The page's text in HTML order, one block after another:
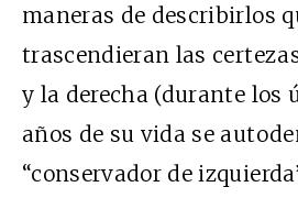
maneras de describirlos
trascendieran las
y la derecha (durante los
años de su vida se
“conservador de